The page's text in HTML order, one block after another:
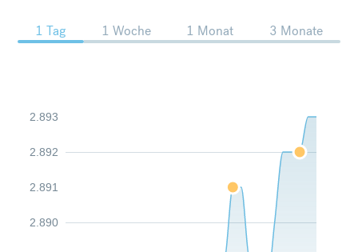
1 Tag 1 Woche 1 Monat 3 Monate
2.890
2.891
2.892
2.893